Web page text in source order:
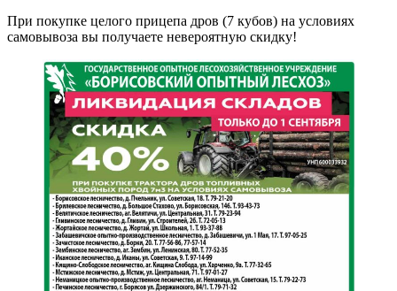
При покупке целого прицепа дров (7 кубов) на условиях
самовывоза вы получаете невероятную скидку!